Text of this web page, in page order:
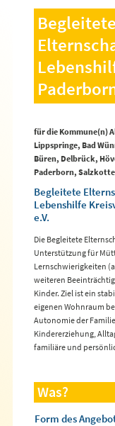
Begleitete
für die Kommune(n)
Lippspringe, Bad
Büren, Delbrück,
Paderborn,
Begleitete
Lebenshilfe
e.V.
Die Begleitete
Unterstützung für
Lernschwierigkeiten
weiteren
Kinder. Ziel ist ein
eigenen Wohnraum
Autonomie der
Kindererziehung,
familiäre und
Was?
Form des